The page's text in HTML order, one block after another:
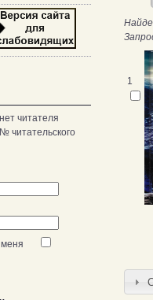
читателя
читательского
1